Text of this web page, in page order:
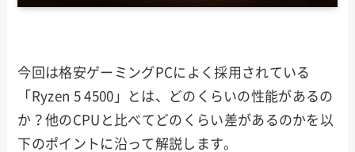
今回は格安ゲーミングPCによく採用されている
「Ryzen 5 4500」とは、どのくらいの性能があるの
か？他のCPUと比べてどのくらい差があるのかを以
下のポイントに沿って解説します。